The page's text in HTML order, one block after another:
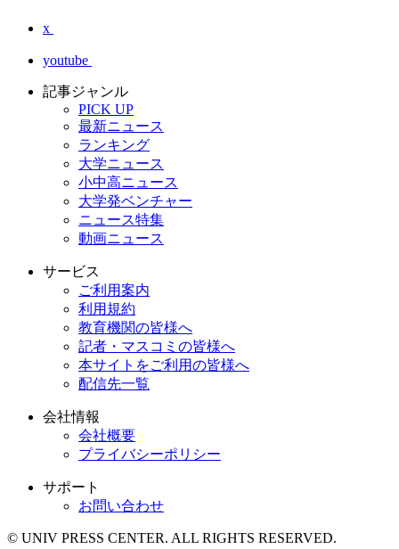
x
youtube
記事ジャンル
PICK UP
最新ニュース
ランキング
大学ニュース
小中高ニュース
大学発ベンチャー
ニュース特集
動画ニュース
サービス
ご利用案内
利用規約
教育機関の皆様へ
記者・マスコミの皆様へ
本サイトをご利用の皆様へ
配信先一覧
会社情報
会社概要
プライバシーポリシー
サポート
お問い合わせ
© UNIV PRESS CENTER. ALL RIGHTS RESERVED.